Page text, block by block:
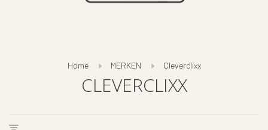
Home MERKEN Cleverclixx
CLEVERCLIXX